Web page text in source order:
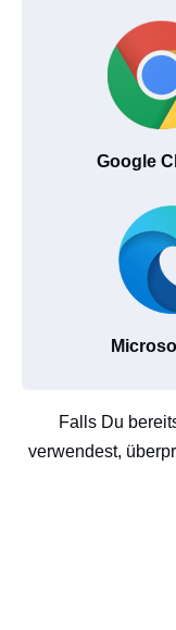
Google
Falls Du
verwendest,